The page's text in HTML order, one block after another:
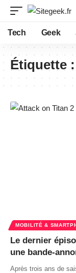
Tech Geek
Étiquette :
MOBILITÉ &
Le dernier
une bande-
Après trois ans de